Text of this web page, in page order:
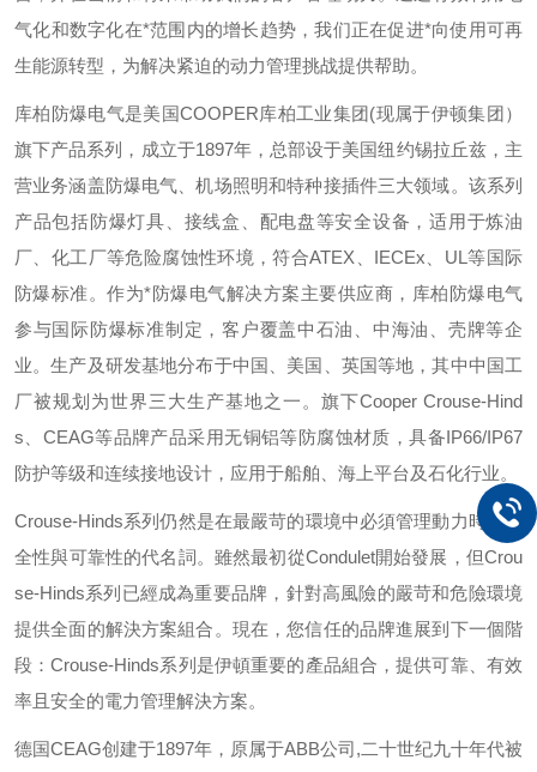
气化和数字化在*范围内的增长趋势，我们正在促进*向使用可再
生能源转型，为解决紧迫的动力管理挑战提供帮助。
库柏防爆电气是美国COOPER库柏工业集团(现属于伊顿集团）
旗下产品系列，成立于1897年，总部设于美国纽约锡拉丘兹，主
营业务涵盖防爆电气、机场照明和特种接插件三大领域。该系列
产品包括防爆灯具、接线盒、配电盘等安全设备，适用于炼油
厂、化工厂等危险腐蚀性环境，符合ATEX IECEx UL 等国际
防爆标准。作为*防爆电气解决方案主要供应商，库柏防爆电气
参与国际防爆标准制定，客户覆盖中石油、中海油、壳牌等企
业。生产及研发基地分布于中国、美国、英国等地，其中中国工
厂被规划为世界三大生产基地之一。旗下Cooper Crouse-Hind
s
CEAG等品牌产品采用无铜铝等防腐蚀材质，具备IP66/IP67
防护等级和连续接地设计，应用于船舶、海上平台及石化行业。
Crouse-Hinds系列仍然是在最嚴苛的環境中必須管理動力時，安
全性與可靠性的代名詞。雖然最初從Condulet開始發展，但Crou
se-Hinds系列已經成為重要品牌，針對高風險的嚴苛和危險環境
提供全面的解決方案組合。現在，您信任的品牌進展到下一個階
段：Crouse-Hinds系列是伊頓重要的產品組合，提供可靠、有效
率且安全的電力管理解決方案。
德国CEAG创建于1897年，原属于ABB公司,二十世纪九十年代被